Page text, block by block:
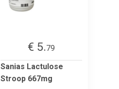
€ 5.79
Sanias Lactulose
Stroop 667mg